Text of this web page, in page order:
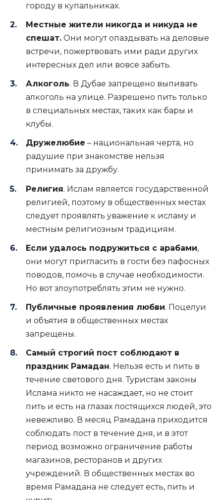
городу в купальниках.
Местные жители никогда и никуда не
спешат. Они могут опаздывать на деловые
встречи, пожертвовать ими ради других
интересных дел или вовсе забыть.
Алкоголь. В Дубае запрещено выпивать
алкоголь на улице. Разрешено пить только
в специальных местах, таких как бары и
клубы.
Дружелюбие – национальная черта, но
радушие при знакомстве нельзя
принимать за дружбу.
Религия. Ислам является государственной
религией, поэтому в общественных местах
следует проявлять уважение к исламу и
местным религиозным традициям.
Если удалось подружиться с арабами,
они могут пригласить в гости без пафосных
поводов, помочь в случае необходимости.
Но вот злоупотреблять этим не нужно.
Публичные проявления любви. Поцелуи
и объятия в общественных местах
запрещены.
Самый строгий пост соблюдают в
праздник Рамадан. Нельзя есть и пить в
течение светового дня. Туристам законы
Ислама никто не насаждает, но не стоит
пить и есть на глазах постящихся людей, это
невежливо. В месяц Рамадана приходится
соблюдать пост в течение дня, и в этот
период возможно ограничение работы
магазинов, ресторанов и других
учреждений. В общественных местах во
время Рамадана не следует есть, пить и